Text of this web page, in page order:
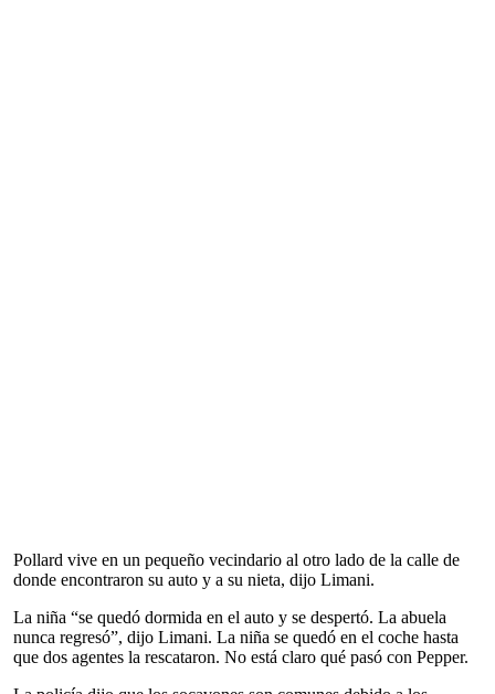
Pollard vive en un pequeño vecindario al otro lado de la calle de
donde encontraron su auto y a su nieta, dijo Limani.
La niña “se quedó dormida en el auto y se despertó. La abuela
nunca regresó”, dijo Limani. La niña se quedó en el coche hasta
que dos agentes la rescataron. No está claro qué pasó con Pepper.